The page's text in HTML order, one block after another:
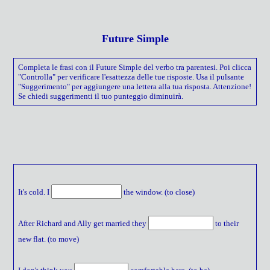
Future Simple
Completa le frasi con il Future Simple del verbo tra parentesi. Poi clicca
"Controlla" per verificare l'esattezza delle tue risposte. Usa il pulsante
"Suggerimento" per aggiungere una lettera alla tua risposta. Attenzione!
Se chiedi suggerimenti il tuo punteggio diminuirà.
It's cold. I the window. (to close)
After Richard and Ally get married they
to their
new flat. (to move)